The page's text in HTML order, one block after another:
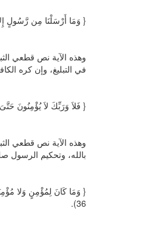
{ وَمَا أَرْسَلْنَا مِن رَّسُولٍ إِلاَّ
وهذه الآية نص قطعي
في التبليغ، وإن كره
{ فَلاَ وَرَبِّكَ لاَ يُؤْمِنُونَ
وهذه الآية نص قطعي
بالله، وتحكيم الرسول
{ وَمَا كَانَ لِمُؤْمِنٍ وَلا
36).